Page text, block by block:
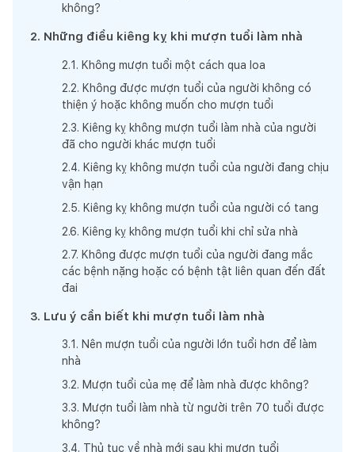
không?
2. Những điều kiêng kỵ khi mượn tuổi làm nhà
2.1 . Không mượn tuổi một cách qua loa
2.2. Không được mượn tuổi của người không có
thiện ý hoặc không muốn cho mượn tuổi
2.3. Kiêng kỵ không mượn tuổi làm nhà của người
đã cho người khác mượn tuổi
2.4. Kiêng kỵ không mượn tuổi của người đang chịu
vận hạn
2.5. Kiêng kỵ không mượn tuổi của người có tang
2.6. Kiêng kỵ không mượn tuổi khi chỉ sửa nhà
2.7. Không được mượn tuổi của người đang mắc
các bệnh nặng hoặc có bệnh tật liên quan đến đất
đai
3. Lưu ý cần biết khi mượn tuổi làm nhà
3.1 . Nên mượn tuổi của người lớn tuổi hơn để làm
nhà
3.2. Mượn tuổi của mẹ để làm nhà được không?
3.3. Mượn tuổi làm nhà từ người trên 70 tuổi được
không?
3.4. Thủ tục về nhà mới sau khi mượn tuổi